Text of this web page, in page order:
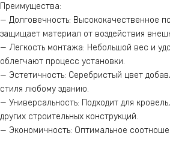
Преимущества:
— Долговечность: Высококачественное
защищает материал от воздействия
— Легкость монтажа: Небольшой вес и
облегчают процесс установки.
— Эстетичность: Серебристый цвет
стиля любому зданию.
— Универсальность: Подходит для
других строительных конструкций.
— Экономичность: Оптимальное